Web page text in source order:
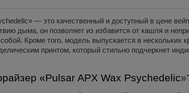
» — это качественный и доступный в цене
дыма, он позволяет из избавится от кашля и
Кроме того, модель выпускается в нескольких
принтом, который стильно подчеркнет
«Pulsar APX Wax Psychedelic